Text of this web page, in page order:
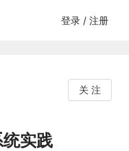
登录 / 注册
关 注
实践